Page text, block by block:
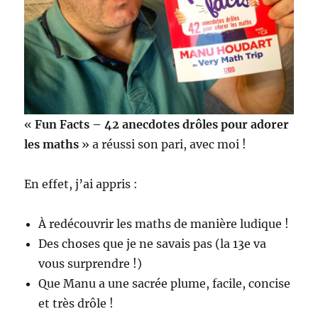
«Fun Facts – 42 anecdotes drôles pour adorer
les maths » a réussi son pari, avec moi !
En effet, j’ai appris :
À redécouvrir les maths de manière ludique !
Des choses que je ne savais pas (la 13e va
vous surprendre !)
Que Manu a une sacrée plume, facile, concise
et très drôle !